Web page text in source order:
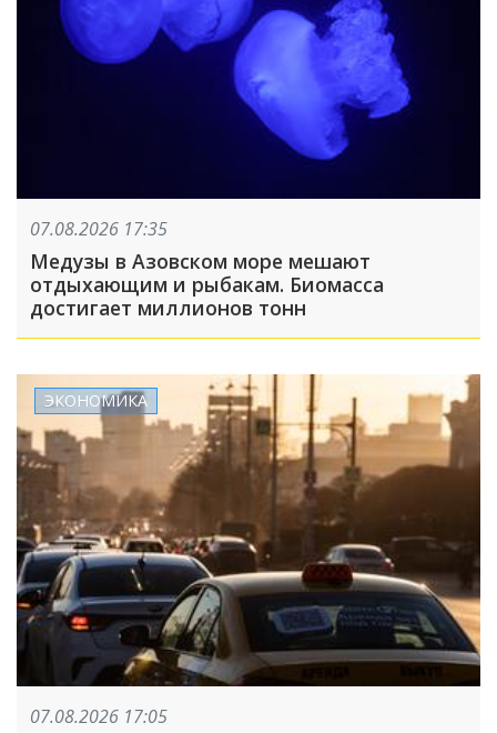
07.08.2026 17:35
Медузы в Азовском море мешают
отдыхающим и рыбакам. Биомасса
достигает миллионов тонн
ЭКОНОМИКА
07.08.2026 17:05